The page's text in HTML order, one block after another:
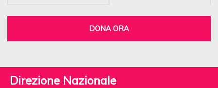
DONA ORA
Direzione Nazionale